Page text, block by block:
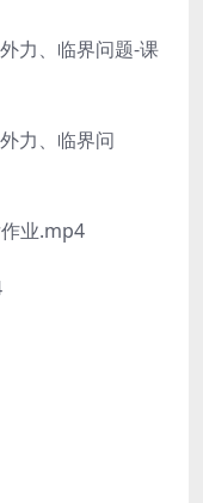
力、临界问题-课
力、临界问
业.mp4